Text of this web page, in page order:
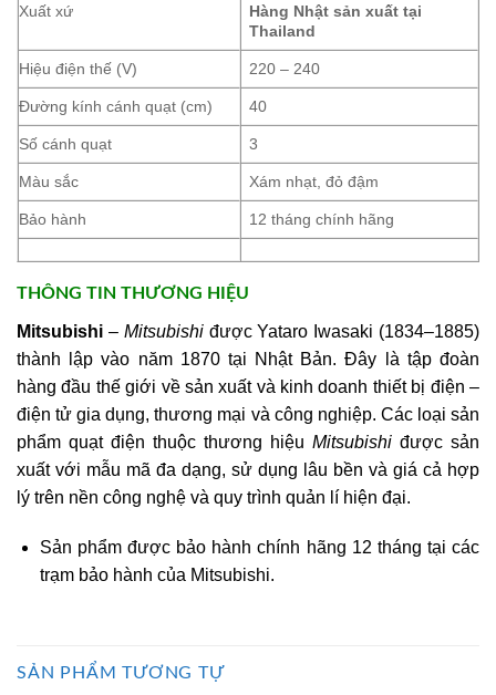
Xuất xứ
Hàng Nhật sản xuất tại
Thailand
Hiệu điện thế (V) 220 – 240
Đường kính cánh quạt (cm) 40
Số cánh quạt 3
Màu sắc Xám nhạt, đỏ đậm
Bảo hành 12 tháng chính hãng
THÔNG TIN THƯƠNG HIỆU
Mitsubishi – Mitsubishiđược Yataro Iwasaki (1834–1885)
thành lập vào năm 1870 tại Nhật Bản. Đây là tập đoàn
hàng đầu thế giới về sản xuất và kinh doanh thiết bị điện –
điện tử gia dụng, thương mại và công nghiệp. Các loại sản
phẩm quạt điện thuộc thương hiệu Mitsubishi được sản
xuất với mẫu mã đa dạng, sử dụng lâu bền và giá cả hợp
lý trên nền công nghệ và quy trình quản lí hiện đại.
Sản phẩm được bảo hành chính hãng 12 tháng tại các
trạm bảo hành của Mitsubishi.
SẢN PHẨM TƯƠNG TỰ